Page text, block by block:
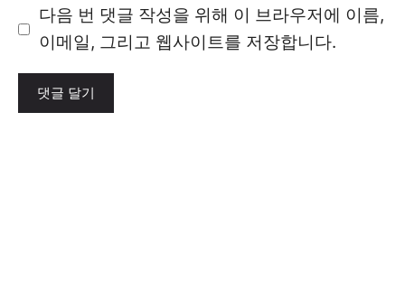
트
다음 번 댓글 작성을 위해 이 브라우저에 이름,
이메일, 그리고 웹사이트를 저장합니다.